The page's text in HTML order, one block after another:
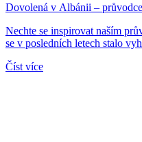
Dovolená v Albánii –
Nechte se inspirovat naším
se v posledních letech stalo
Číst více